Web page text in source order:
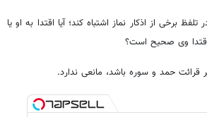
برخی از اذکار نماز اشتباه کند؛ آیا اقتدا به او یا
اقتدا وی صحیح است؟
قرائت حمد و سوره باشد، مانعی ندارد.